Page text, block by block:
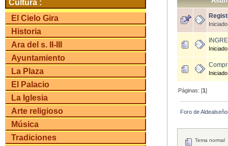
Cultura :
El Cielo Gira
Historia
Ara del s. II-III
Ayuntamiento
La Plaza
El Palacio
La Iglesia
Arte religioso
Música
Tradiciones
Páginas: [1]
Foro de
Tema normal